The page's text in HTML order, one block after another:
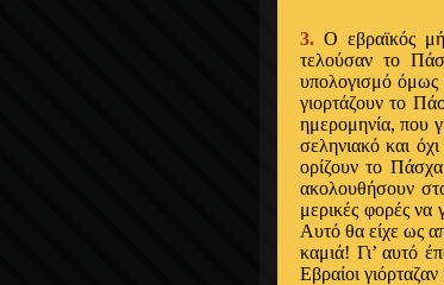
3. Ο εβραϊκός
τελούσαν το
υπολογισμό όμως
γιορτάζουν το
ημερομηνία, που
σεληνιακό και
ορίζουν το
ακολουθήσουν
μερικές φορές να
Αυτό θα είχε ως
καμιά! Γι’ αυτό
Εβραίοι